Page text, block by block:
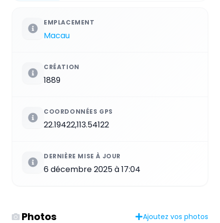
EMPLACEMENT
Macau
CRÉATION
1889
COORDONNÉES GPS
22.19422,113.54122
DERNIÈRE MISE À JOUR
6 décembre 2025 à 17:04
Photos Ajoutez vos photos